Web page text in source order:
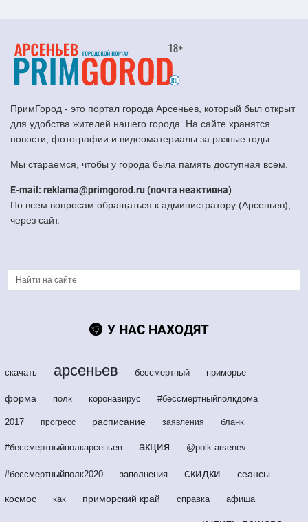
ПримГород - это портал города Арсеньев, который был открыт
для удобства жителей нашего города. На сайте хранятся
новости, фотографии и видеоматериалы за разные годы.
Мы стараемся, чтобы у города была память доступная всем.
E-mail: reklama@primgorod.ru (почта неактивна)
По всем вопросам обращаться к администратору (Арсеньев),
через сайт.
У НАС НАХОДЯТ
скачать арсеньев бессмертный приморье
форма полк коронавирус #бессмертныйполкдома
2017 прогресс расписание заявления бланк
#бессмертныйполкарсеньев акция @polk.arsenev
#бессмертныйполк2020 заполнения скидки сеансы
космос как приморский край справка афиша